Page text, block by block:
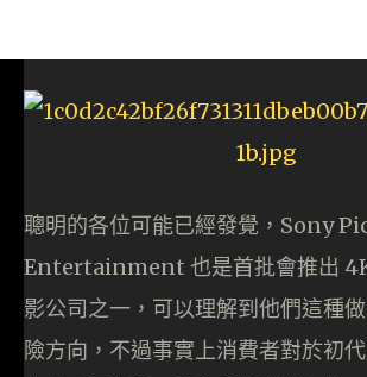
聰明的各位可能已經發覺，Sony
Entertainment 也是首批會推出
影公司之一，可以理解到他們這種
險方向，不過事實上消費者對於初